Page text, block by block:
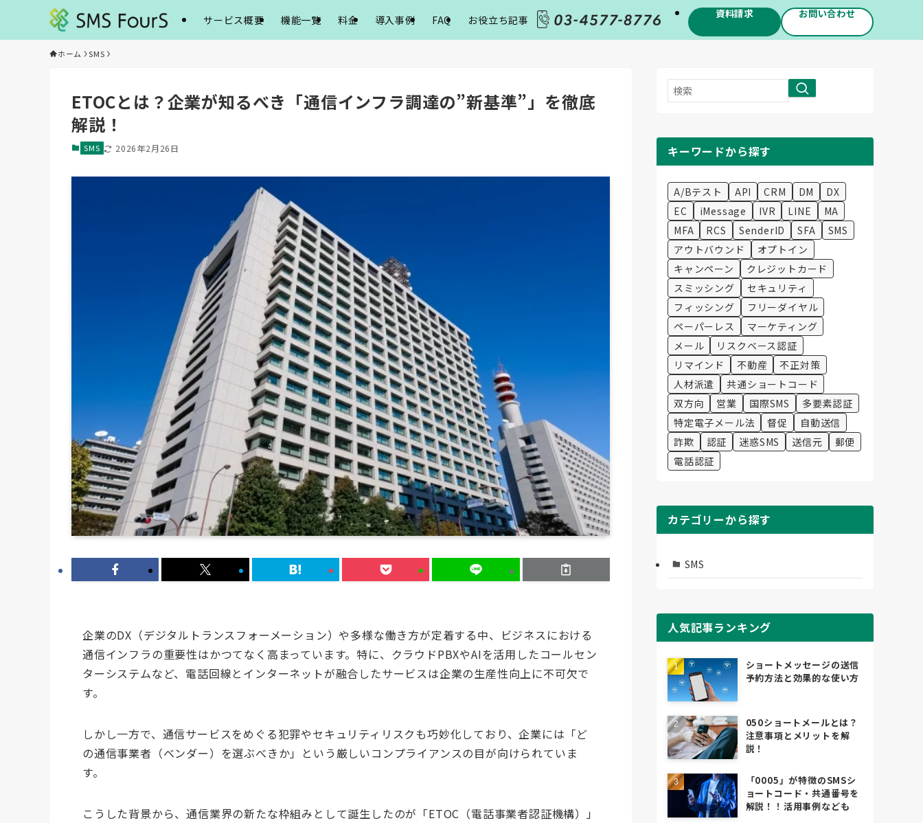
サービス概要 機能一覧 料金 導入事例 FAQ お役立ち記事
資料請求 お問い合わせ
ホーム SMS
ETOCとは？企業が知るべき「通信インフラ調達の”新基準”」を徹底
解説！
SMS 2026年2月26日
企業のDX（デジタルトランスフォーメーション）や多様な働き方が定着する中、ビジネスにおける
通信インフラの重要性はかつてなく高まっています。特に、クラウドPBXやAIを活用したコールセン
ターシステムなど、電話回線とインターネットが融合したサービスは企業の生産性向上に不可欠で
す。
しかし一方で、通信サービスをめぐる犯罪やセキュリティリスクも巧妙化しており、企業には「ど
の通信事業者（ベンダー）を選ぶべきか」という厳しいコンプライアンスの目が向けられていま
す。
こうした背景から、通信業界の新たな枠組みとして誕生したのが「ETOC（電話事業者認証機構）」
検
索
キーワードから探す
A/Bテスト API CRM DM
DX
EC
iMessage IVR LINE
MA
MFA
RCS SenderID SFA
SMS
アウトバウンド
オプトイン
キャンペーン
クレジットカード
スミッシング
セキュリティ
フィッシング
フリーダイヤル
ペーパーレス
マーケティング
メール
リスクベース認証
リマインド
不動産
不正対策
人材派遣
共通ショートコード
双方向
営業 国際SMS
多要素認証
特定電子メール法
督促
自動送信
詐欺
認証 迷惑SMS 送信元
郵便
電話認証
カテゴリーから探す
SMS
人気記事ランキング
ショートメッセージの送信
予約方法と効果的な使い方
050ショートメールとは？
注意事項とメリットを解
説！
「0005」が特徴のSMSシ
ョートコード・共通番号を
解説！！活用事例なども